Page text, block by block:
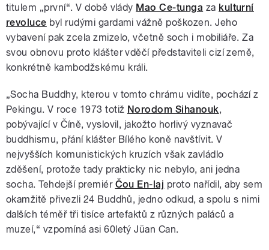
titulem „první“. V době vlády Mao Ce-tunga za kulturní
revoluce byl rudými gardami vážně poškozen. Jeho
vybavení pak zcela zmizelo, včetně soch i mobiliáře. Za
svou obnovu proto klášter vděčí představiteli cizí země,
konkrétně kambodžskému králi.
„Socha Buddhy, kterou v tomto chrámu vidíte, pochází z
Pekingu. V roce 1973 totiž Norodom Sihanouk,
pobývající v Číně, vyslovil, jakožto horlivý vyznavač
buddhismu, přání klášter Bílého koně navštívit. V
nejvyšších komunistických kruzích však zavládlo
zděšení, protože tady prakticky nic nebylo, ani jedna
socha. Tehdejší premiér Čou En-laj proto nařídil, aby sem
okamžitě přivezli 24 Buddhů, jedno odkud, a spolu s nimi
dalších téměř tři tisíce artefaktů z různých paláců a
muzeí,“ vzpomíná asi 60letý Jüan Can.